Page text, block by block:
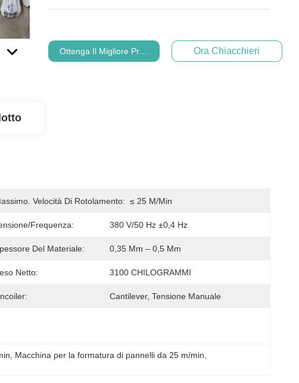
Ottenga Il Migliore Prezzo Ora Chiacchieri
Velocità Di Rotolamento: ≤ 25 M/min
frequenza: 380 V/50 Hz ±0,4 Hz
Del Materiale: 0,35 Mm – 0,5 Mm
Netto: 3100 CHILOGRAMMI
Cantilever, Tensione Manuale
Macchina per la formatura di pannelli da 25 m/min